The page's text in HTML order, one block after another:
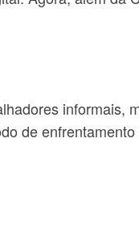
informais,
de